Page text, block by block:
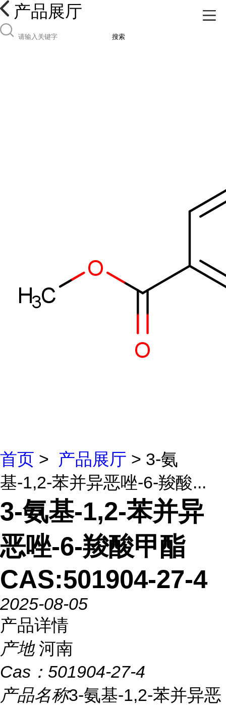
产品展厅
搜索
首页 > 产品展厅 > 3-氨
基-1,2-苯并异恶唑-6-羧酸...
3-氨基-1,2-苯并异
恶唑-6-羧酸甲酯
CAS:501904-27-4
2025-08-05
产品详情
产地 河南
Cas： 501904-27-4
产品名称3-氨基-1,2-苯并异恶